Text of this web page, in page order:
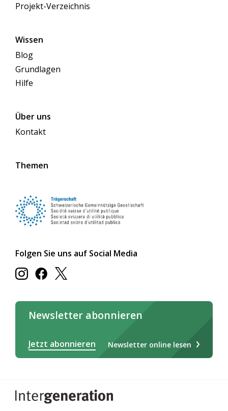
Projekt-Verzeichnis
Wissen
Blog
Grundlagen
Hilfe
Über uns
Kontakt
Themen
Folgen Sie uns auf Social Media
Newsletter abonnieren
Jetzt abonnieren Newsletter online lesen